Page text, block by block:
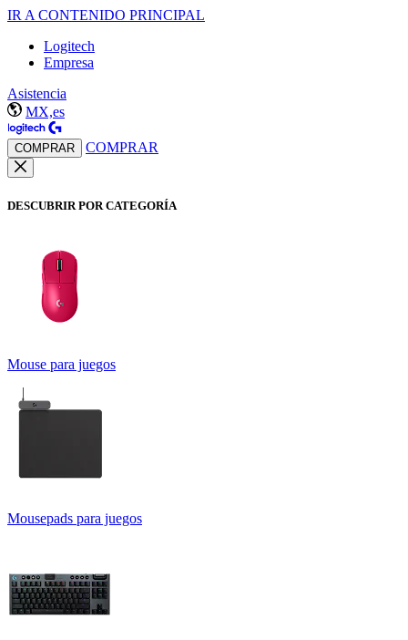
IR A CONTENIDO PRINCIPAL
Logitech
Empresa
Asistencia
MX,es
COMPRAR COMPRAR
DESCUBRIR POR CATEGORÍA
Mouse para juegos
Mousepads para juegos